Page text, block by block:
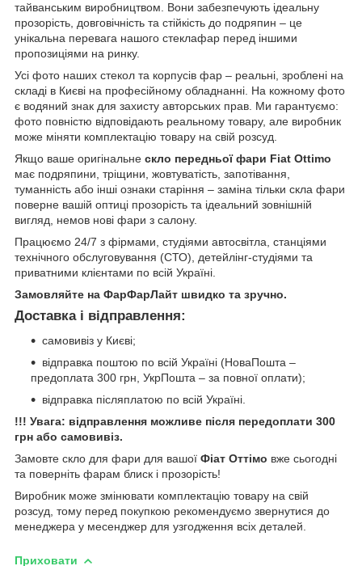
тайванським виробництвом. Вони забезпечують ідеальну
прозорість, довговічність та стійкість до подряпин – це
унікальна перевага нашого стеклафар перед іншими
пропозиціями на ринку.
Усі фото наших стекол та корпусів фар – реальні, зроблені на
складі в Києві на професійному обладнанні. На кожному фото
є водяний знак для захисту авторських прав. Ми гарантуємо:
фото повністю відповідають реальному товару, але виробник
може міняти комплектацію товару на свій розсуд.
Якщо ваше оригінальне скло передньої фари Fiat Ottimo
має подряпини, тріщини, жовтуватість, запотівання,
туманність або інші ознаки старіння – заміна тільки скла фари
поверне вашій оптиці прозорість та ідеальний зовнішній
вигляд, немов нові фари з салону.
Працюємо 24/7 з фірмами, студіями автосвітла, станціями
технічного обслуговування (СТО), детейлінг-студіями та
приватними клієнтами по всій Україні.
Замовляйте на ФарФарЛайт швидко та зручно.
Доставка і відправлення:
самовивіз у Києві;
відправка поштою по всій Україні (НоваПошта –
предоплата 300 грн, УкрПошта – за повної оплати);
відправка післяплатою по всій Україні.
!!! Увага: відправлення можливе після передоплати 300
грн або самовивіз.
Замовте скло для фари для вашої Фіат Оттімо вже сьогодні
та поверніть фарам блиск і прозорість!
Виробник може змінювати комплектацію товару на свій
розсуд, тому перед покупкою рекомендуємо звернутися до
менеджера у месенджер для узгодження всіх деталей.
Приховати